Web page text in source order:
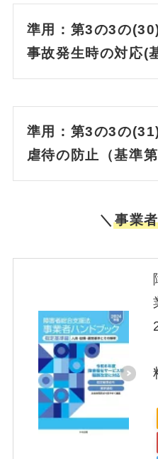
準用：第3の3の
事故発生時の対応(
準用：第3の3の
虐待の防止（基準
＼事業